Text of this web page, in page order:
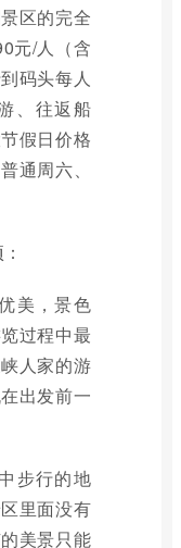
区的完全
元/人（含
码头每人
、往返船
假日价格
通周六、
美，景色
过程中最
人家的游
出发前一
步行的地
里面没有
美景只能